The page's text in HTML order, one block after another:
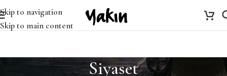
Skip to navigation
Skip to main content
Siyaset